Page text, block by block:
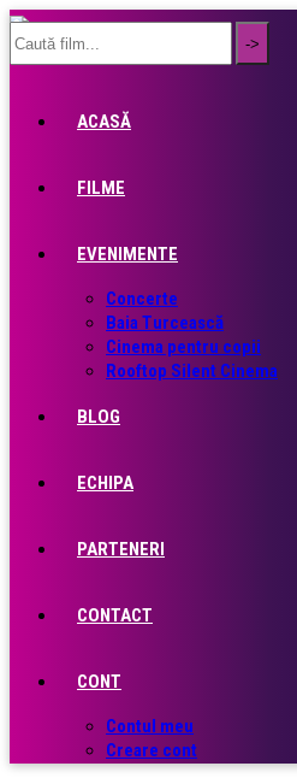
ACASĂ
FILME
EVENIMENTE
Concerte
Baia Turcească
Cinema pentru copii
Rooftop Silent Cinema
BLOG
ECHIPA
PARTENERI
CONTACT
CONT
Contul meu
Creare cont